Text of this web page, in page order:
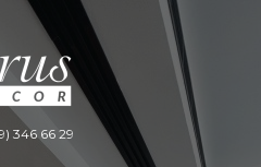
346 66 29